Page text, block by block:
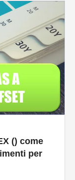
() come
per